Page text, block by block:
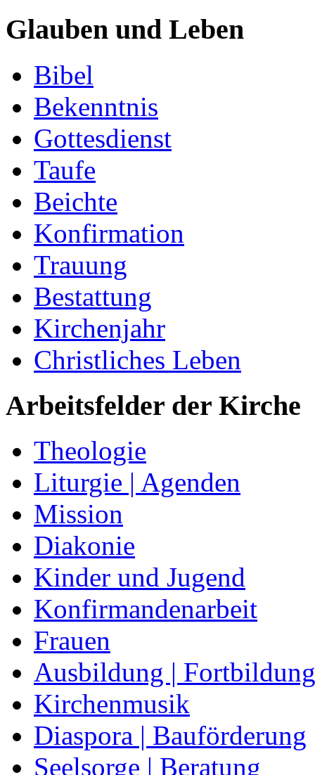
Glauben und Leben
Bibel
Bekenntnis
Gottesdienst
Taufe
Beichte
Konfirmation
Trauung
Bestattung
Kirchenjahr
Christliches Leben
Arbeitsfelder der Kirche
Theologie
Liturgie | Agenden
Mission
Diakonie
Kinder und Jugend
Konfirmandenarbeit
Frauen
Ausbildung | Fortbildung
Kirchenmusik
Diaspora | Bauförderung
Seelsorge | Beratung